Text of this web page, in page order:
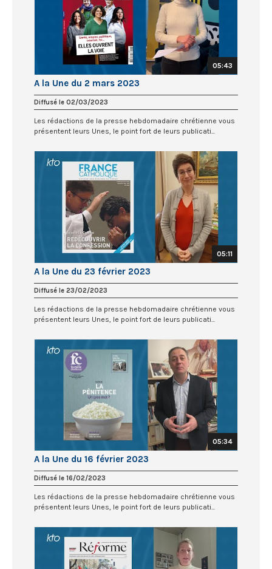
05:43
A la Une du 2 mars 2023
Diffusé le 02/03/2023
Les rédactions de la presse hebdomadaire chrétienne vous
présentent leurs Unes, le point fort de leurs publicati...
05:11
A la Une du 23 février 2023
Diffusé le 23/02/2023
Les rédactions de la presse hebdomadaire chrétienne vous
présentent leurs Unes, le point fort de leurs publicati...
05:34
A la Une du 16 février 2023
Diffusé le 16/02/2023
Les rédactions de la presse hebdomadaire chrétienne vous
présentent leurs Unes, le point fort de leurs publicati...